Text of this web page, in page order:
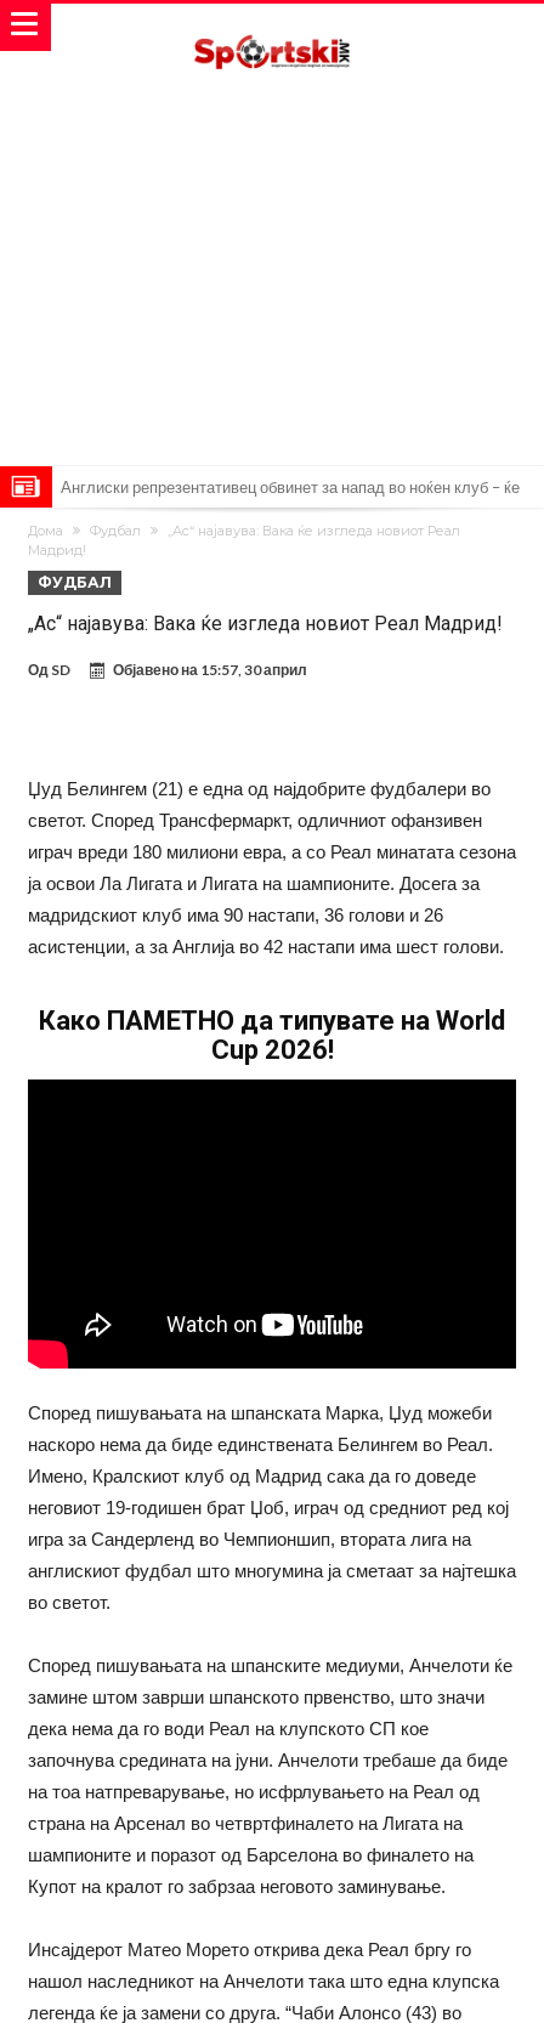
Дилеми повеќе нема: Познато е кога Родри ќе стане новиот
фудбалер на Барселона
Ливерпул и Арсенал влегуваат во „војна“ поради фудбалер
вреден 69 милиони евра!
Кој го убеди Родри да ја избере Барселона?
Инфантино го возвраќа ударот, кој сè досега го поддржал?
кој е и што е Лука Модриќ
Феран Торес кажал “да” на Пари Сен Жермен
Дома Фудбал
„Ас“ најавува: Вака ќе изгледа новиот Реал
Мадрид!
ФУДБАЛ
„Ас“ најавува: Вака ќе изгледа новиот Реал Мадрид!
Од SD Објавено на 15:57, 30 април
Џуд Белингем (21) е една од најдобрите фудбалери во
светот. Според Трансфермаркт, одличниот офанзивен
играч вреди 180 милиони евра, а со Реал минатата сезона
ја освои Ла Лигата и Лигата на шампионите. Досега за
мадридскиот клуб има 90 настапи, 36 голови и 26
асистенции, а за Англија во 42 настапи има шест голови.
Како ПАМЕТНО да типувате на World
Cup 2026!
Според пишувањата на шпанската Марка, Џуд можеби
наскоро нема да биде единствената Белингем во Реал.
Имено, Кралскиот клуб од Мадрид сака да го доведе
неговиот 19-годишен брат Џоб, играч од средниот ред кој
игра за Сандерленд во Чемпионшип, втората лига на
англискиот фудбал што многумина ја сметаат за најтешка
во светот.
Според пишувањата на шпанските медиуми, Анчелоти ќе
замине штом заврши шпанското првенство, што значи
дека нема да го води Реал на клупското СП кое
започнува средината на јуни. Анчелоти требаше да биде
на тоа натпреварување, но исфрлувањето на Реал од
страна на Арсенал во четвртфиналето на Лигата на
шампионите и поразот од Барселона во финалето на
Купот на кралот го забрзаа неговото заминување.
Инсајдерот Матео Морето открива дека Реал бргу го
нашол наследникот на Анчелоти така што една клупска
легенда ќе ја замени со друга. “Чаби Алонсо (43) во